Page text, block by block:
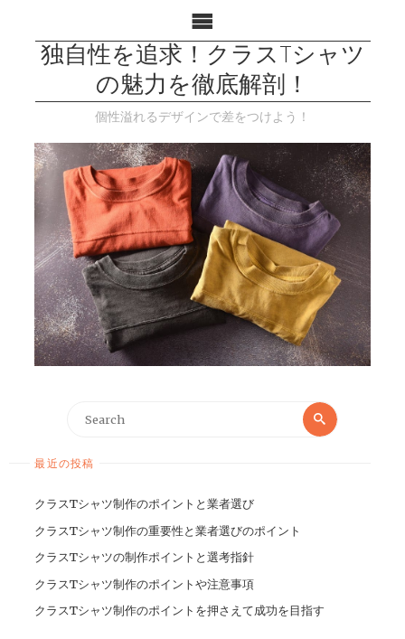
独自性を追求！クラスTシャツ
の魅力を徹底解剖！
個性溢れるデザインで差をつけよう！
最近の投稿
クラスTシャツ制作のポイントと業者選び
クラスTシャツ制作の重要性と業者選びのポイント
クラスTシャツの制作ポイントと選考指針
クラスTシャツ制作のポイントや注意事項
クラスTシャツ制作のポイントを押さえて成功を目指す